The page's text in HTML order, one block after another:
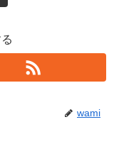
wami